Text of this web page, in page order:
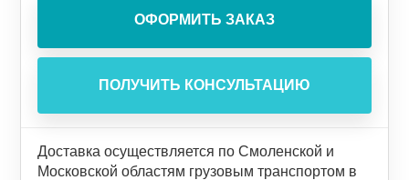
Доставка осуществляется по Смоленской и
Московской областям грузовым транспортом в